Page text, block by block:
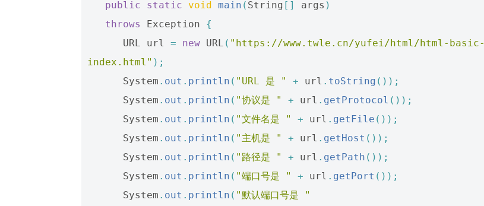
public
static void main ( String [] args )
throws
Exception
{
URL
url = new URL ( "https://www.twle.cn/yufei/html/html-basic-
index.html" );
System . out . println ( "URL 是 " + url . toString ());
System . out . println ( "协议是 " + url . getProtocol ());
System . out . println ( "文件名是 " + url . getFile ());
System . out . println ( "主机是 " + url . getHost ());
System . out . println ( "路径是 " + url . getPath ());
System . out . println ( "端口号是 " + url . getPort ());
System . out . println ( "默认端口号是 "